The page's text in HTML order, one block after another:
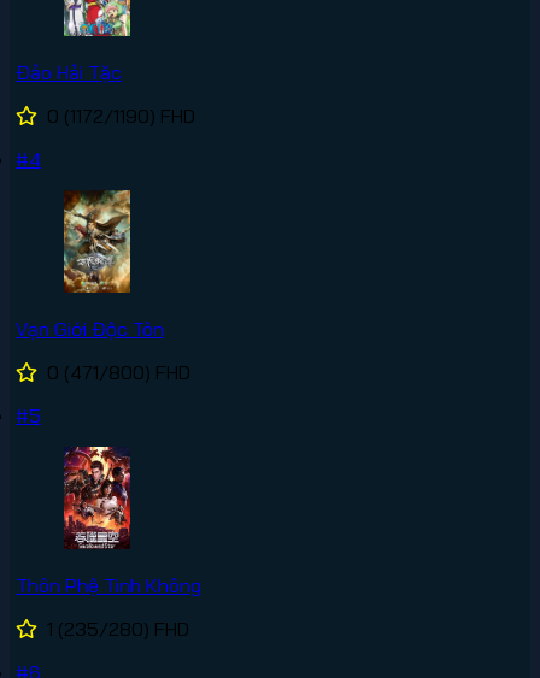
Đảo Hải Tặc
0 (1172/1190) FHD
#4
Vạn Giới Độc Tôn
0 (471/800) FHD
#5
Thôn Phệ Tinh Không
1 (235/280) FHD
#6